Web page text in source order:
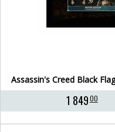
Assassin's Creed Black
1 84900